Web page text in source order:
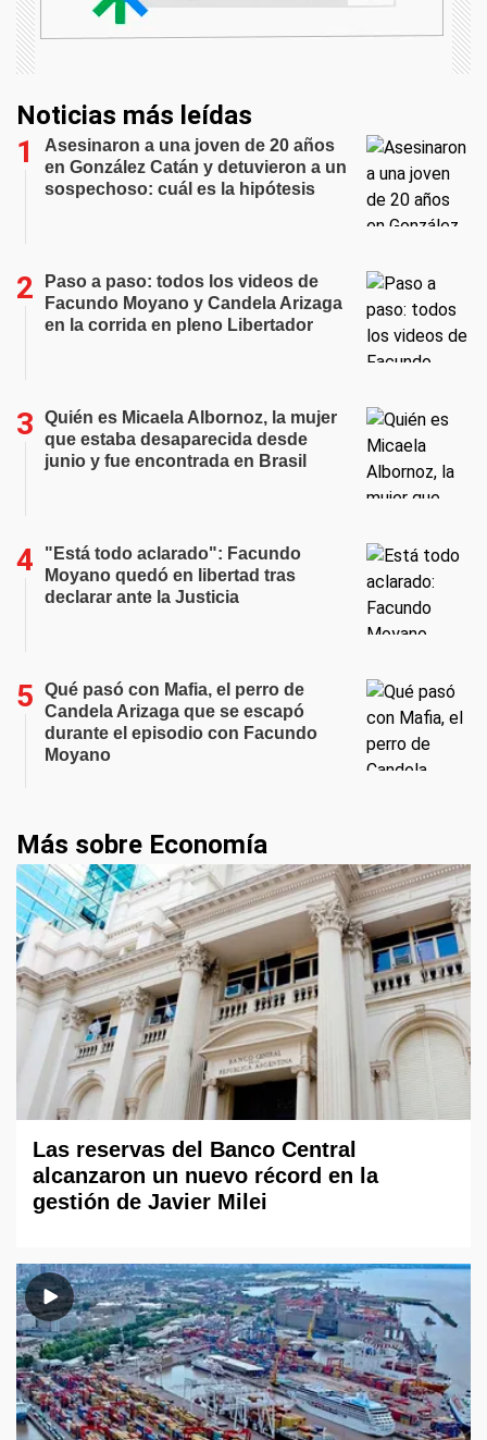
Noticias más leídas
Asesinaron a una joven de 20 años
en González Catán y detuvieron a un
sospechoso: cuál es la hipótesis
Paso a paso: todos los videos de
Facundo Moyano y Candela Arizaga
en la corrida en pleno Libertador
Quién es Micaela Albornoz, la mujer
que estaba desaparecida desde
junio y fue encontrada en Brasil
"Está todo aclarado": Facundo
Moyano quedó en libertad tras
declarar ante la Justicia
Qué pasó con Mafia, el perro de
Candela Arizaga que se escapó
durante el episodio con Facundo
Moyano
Más sobre Economía
Las reservas del Banco Central
alcanzaron un nuevo récord en la
gestión de Javier Milei